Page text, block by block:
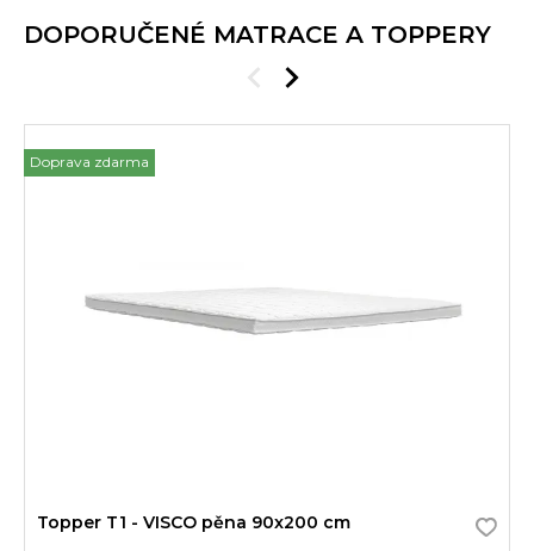
DOPORUČENÉ MATRACE A TOPPERY
Doprava zdarma
Topper T1 - VISCO pěna 90x200 cm